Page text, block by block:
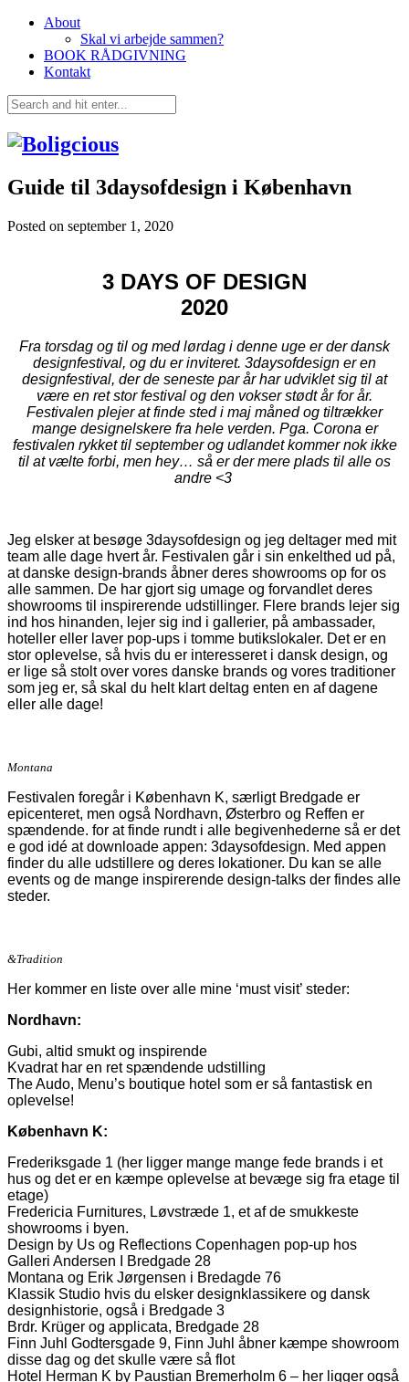
About
Skal vi arbejde sammen?
BOOK RÅDGIVNING
Kontakt
Guide til 3daysofdesign i København
Posted on september 1, 2020
3 DAYS OF DESIGN
2020
Fra torsdag og til og med lørdag i denne uge er der dansk
designfestival, og du er inviteret. 3daysofdesign er en
designfestival, der de seneste par år har udviklet sig til at
være en ret stor festival og den vokser stødt år for år.
Festivalen plejer at finde sted i maj måned og tiltrækker
mange designelskere fra hele verden. Pga. Corona er
festivalen rykket til september og udlandet kommer nok ikke
til at vælte forbi, men hey… så er der mere plads til alle os
andre <3
Jeg elsker at besøge 3daysofdesign og jeg deltager med mit
team alle dage hvert år. Festivalen går i sin enkelthed ud på,
at danske design-brands åbner deres showrooms op for os
alle sammen. De har gjort sig umage og forvandlet deres
showrooms til inspirerende udstillinger. Flere brands lejer sig
ind hos hinanden, lejer sig ind i gallerier, på ambassader,
hoteller eller laver pop-ups i tomme butikslokaler. Det er en
stor oplevelse, så hvis du er interesseret i dansk design, og
er lige så stolt over vores danske brands og vores traditioner
som jeg er, så skal du helt klart deltag enten en af dagene
eller alle dage!
Montana
Festivalen foregår i København K, særligt Bredgade er
epicenteret, men også Nordhavn, Østerbro og Reffen er
spændende. for at finde rundt i alle begivenhederne så er det
e god idé at downloade appen: 3daysofdesign. Med appen
finder du alle udstillere og deres lokationer. Du kan se alle
events og de mange inspirerende design-talks der findes alle
steder.
&Tradition
Her kommer en liste over alle mine ‘must visit’ steder:
Nordhavn:
Gubi, altid smukt og inspirende
Kvadrat har en ret spændende udstilling
The Audo, Menu’s boutique hotel som er så fantastisk en
oplevelse!
København K:
Frederiksgade 1 (her ligger mange mange fede brands i et
hus og det er en kæmpe oplevelse at bevæge sig fra etage til
etage)
Fredericia Furnitures, Løvstræde 1, et af de smukkeste
showrooms i byen.
Design by Us og Reflections Copenhagen pop-up hos
Galleri Andersen I Bredgade 28
Montana og Erik Jørgensen i Bredagde 76
Klassik Studio hvis du elsker designklassikere og dansk
designhistorie, også i Bredgade 3
Brdr. Krüger og applicata, Bredgade 28
Finn Juhl Godtersgade 9, Finn Juhl åbner kæmpe showroom
disse dag og det skulle være så flot
Hotel Herman K by Paustian Bremerholm 6 – her ligger også